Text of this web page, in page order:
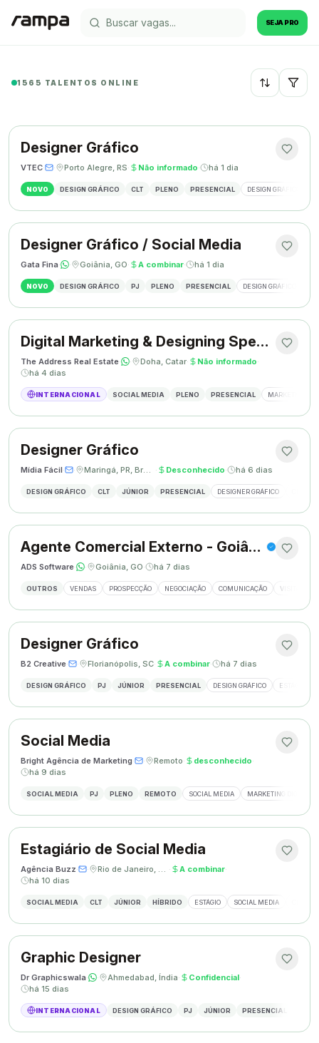
SEJA PRO
1565 TALENTOS ONLINE Recentes
Designer Gráfico
VTEC· · Porto Alegre, RS· Não informado· há 1 dia
NOVO DESIGN GRÁFICO CLT PLENO PRESENCIAL DESIGN GRÁFICO
Designer Gráfico / Social Media
Gata Fina· · Goiânia, GO· A combinar· há 1 dia
NOVO DESIGN GRÁFICO PJ PLENO PRESENCIAL DESIGN GRÁFICO
Digital Marketing & Designing Specialist
The Address Real Estate· · Doha, Catar· Não informado·
há 4 dias
INTERNACIONAL SOCIAL MEDIA PLENO PRESENCIAL MARKETING
Designer Gráfico
Mídia Fácil· · Maringá, PR, Brasil · Desconhecido· há 6 dias
DESIGN GRÁFICO CLT JÚNIOR PRESENCIAL DESIGNER GRÁFICO
Agente Comercial Externo - Goiânia
ADS Software· · Goiânia, GO· há 7 dias
OUTROS VENDAS PROSPECÇÃO NEGOCIAÇÃO COMUNICAÇÃO VISITAS
Designer Gráfico
B2 Creative· · Florianópolis, SC· A combinar· há 7 dias
DESIGN GRÁFICO PJ JÚNIOR PRESENCIAL DESIGN GRÁFICO ESTÁGIO
Social Media
Bright Agência de Marketing· · Remoto· desconhecido·
há 9 dias
SOCIAL MEDIA PJ PLENO REMOTO SOCIAL MEDIA MARKETING DIGITAL
Estagiário de Social Media
Agência Buzz· · Rio de Janeiro, Brasil · A combinar·
há 10 dias
SOCIAL MEDIA CLT JÚNIOR HÍBRIDO ESTÁGIO SOCIAL MEDIA
Graphic Designer
Dr Graphicswala· · Ahmedabad, Índia· Confidencial·
há 15 dias
INTERNACIONAL DESIGN GRÁFICO PJ JÚNIOR PRESENCIAL